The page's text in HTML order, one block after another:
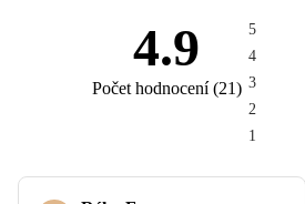
4.9
Počet hodnocení(21)
5
4
3
2
1